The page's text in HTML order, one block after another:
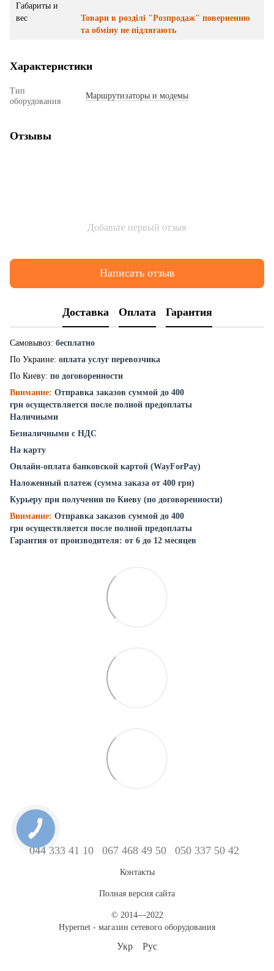
Габариты и
вес
Товари в розділі "Розпродаж" поверненню
та обміну не підлягають
Характеристики
Тип
оборудования
Маршрутизаторы и модемы
Отзывы
Добавьте первый отзыв
Написать отзыв
Доставка Оплата Гарантия
Самовывоз: бесплатно
По Украине: оплата услуг перевозчика
По Киеву: по договоренности
Внимание: Отправка заказов суммой до 400
грн осуществляется после полной предоплаты
Наличными
Безналичными с НДС
На карту
Онлайн-оплата банковской картой (WayForPay)
Наложенный платеж (сумма заказа от 400 грн)
Курьеру при получении по Киеву (по договоренности)
Внимание: Отправка заказов суммой до 400
грн осуществляется после полной предоплаты
Гарантия от производителя: от 6 до 12 месяцев
044 333 41 10 067 468 49 50 050 337 50 42
Контакты
Полная версия сайта
© 2014—2022
Hypernet - магазин сетевого оборудования
Укр Рус